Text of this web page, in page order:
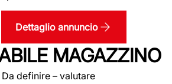
Dettaglio annuncio
MAGAZZINO
Da definire – valutare